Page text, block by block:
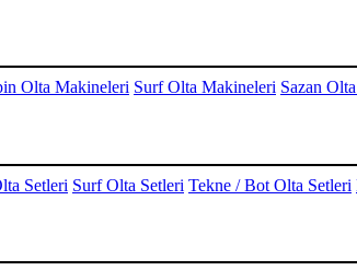
Olta Makineleri Surf Olta Makineleri Sazan
Setleri Surf Olta Setleri Tekne / Bot Olta Setleri